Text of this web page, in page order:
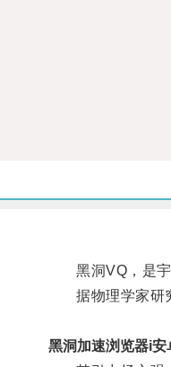
黑洞VQ，是宇
据物理学家研究
黑洞加速浏览器i安